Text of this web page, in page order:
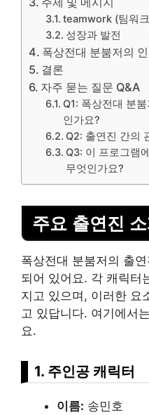
teamwork (팀워
성장과 발전
폭상전대 분붐저의
결론
자주 묻는 질문 Q&A
Q1: 폭상전대 분
인가요?
Q2: 출연진 간의
Q3: 이 프로그램
무엇인가요?
주요 출연진 소
폭상전대 분붐저의 출
되어 있어요. 각 캐릭터
지고 있으며, 이러한 요
고 있답니다. 여기에서
요.
1. 주인공 캐릭터
이름: 송민호